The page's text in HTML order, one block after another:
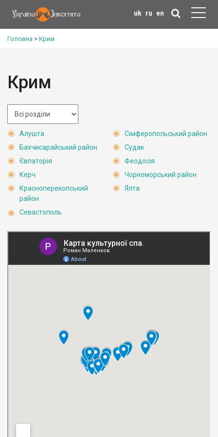
uk ru en
Головна > Крим
Крим
Алушта
Бахчисарайський район
Євпаторія
Керч
Красноперекопський
район
Севастополь
Сімферопольський район
Судак
Феодосія
Чорноморський район
Ялта